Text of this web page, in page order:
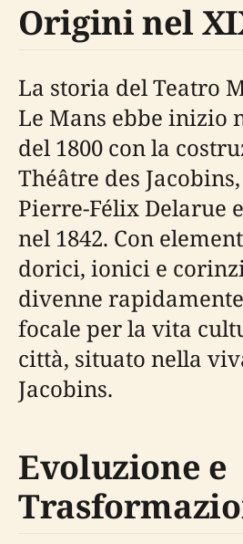
Origini nel
La storia del Teatro
Le Mans ebbe inizio
del 1800 con la
Théâtre des
Pierre-Félix Delarue
nel 1842. Con
dorici, ionici e
divenne
focale per la vita
città, situato nella
Jacobins.
Evoluzione e